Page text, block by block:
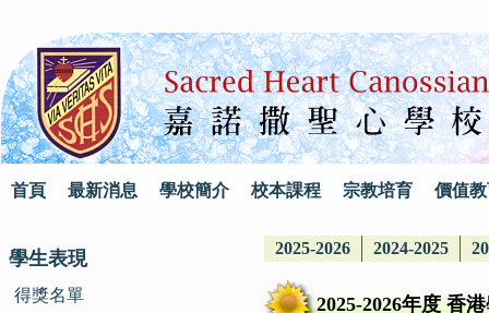
首頁 最新消息 學校簡介 校本課程 宗教培育 價值
學生表現
得獎名單
2025-2026 2024-2025
2025-2026年度 香